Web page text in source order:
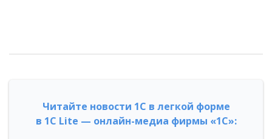
Читайте новости 1С в легкой форме
в 1С Lite — онлайн-медиа фирмы «1С»: